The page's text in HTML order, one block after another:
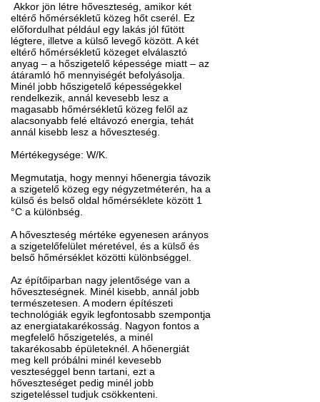
Akkor jön létre hőveszteség, amikor két
eltérő hőmérsékletű közeg hőt cserél. Ez
előfordulhat például egy lakás jól fűtött
légtere, illetve a külső levegő között. A két
eltérő hőmérsékletű közeget elválasztó
anyag – a hőszigetelő képessége miatt – az
átáramló hő mennyiségét befolyásolja.
Minél jobb hőszigetelő képességekkel
rendelkezik, annál kevesebb lesz a
magasabb hőmérsékletű közeg felől az
alacsonyabb felé eltávozó energia, tehát
annál kisebb lesz a hőveszteség.
Mértékegysége: W/K.
Megmutatja, hogy mennyi hőenergia távozik
a szigetelő közeg egy négyzetméterén, ha a
külső és belső oldal hőmérséklete között 1
°C a különbség.
A hőveszteség mértéke egyenesen arányos
a szigetelőfelület méretével, és a külső és
belső hőmérséklet közötti különbséggel.
Az építőiparban nagy jelentősége van a
hőveszteségnek. Minél kisebb, annál jobb
természetesen. A modern építészeti
technológiák egyik legfontosabb szempontja
az energiatakarékosság. Nagyon fontos a
megfelelő hőszigetelés, a minél
takarékosabb épületeknél. A hőenergiát
meg kell próbálni minél kevesebb
veszteséggel benn tartani, ezt a
hőveszteséget pedig minél jobb
szigeteléssel tudjuk csökkenteni.